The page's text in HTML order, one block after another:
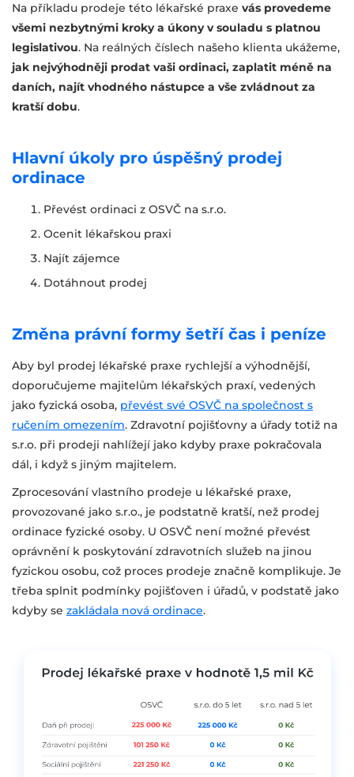
Na příkladu prodeje této lékařské praxe vás provedeme
všemi nezbytnými kroky a úkony v souladu s platnou
legislativou. Na reálných číslech našeho klienta ukážeme,
jak nejvýhodněji prodat vaši ordinaci, zaplatit méně na
daních, najít vhodného nástupce a vše zvládnout za
kratší dobu.
Hlavní úkoly pro úspěšný prodej
ordinace
Převést ordinaci z OSVČ na s.r.o.
Ocenit lékařskou praxi
Najít zájemce
Dotáhnout prodej
Změna právní formy šetří čas i peníze
Aby byl prodej lékařské praxe rychlejší a výhodnější,
doporučujeme majitelům lékařských praxí, vedených
jako fyzická osoba, převést své OSVČ na společnost s
ručením omezením. Zdravotní pojišťovny a úřady totiž na
s.r.o. při prodeji nahlížejí jako kdyby praxe pokračovala
dál, i když s jiným majitelem.
Zprocesování vlastního prodeje u lékařské praxe,
provozované jako s.r.o., je podstatně kratší, než prodej
ordinace fyzické osoby. U OSVČ není možné převést
oprávnění k poskytování zdravotních služeb na jinou
fyzickou osobu, což proces prodeje značně komplikuje. Je
třeba splnit podmínky pojišťoven i úřadů, v podstatě jako
kdyby se zakládala nová ordinace.